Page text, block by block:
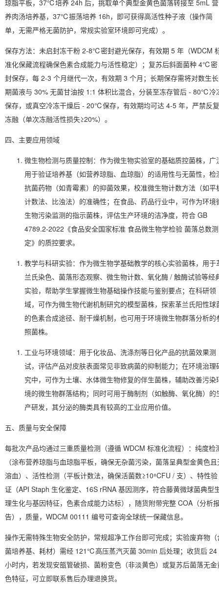
琼脂平板，37℃培养 24h 后，挑取单个典型金黄色菌落转接至 5mL 营
养肉汤培养基，37℃振荡培养 16h，即可获得高活性种子液（操作简
单，无需严格无菌防护，常规实验室环境即可完成）。
保存方法：未启封冻干粉 2-8℃密封避光保存，有效期 5 年（WDCM
准化保藏流程确保色素合成能力与活性稳定）；复苏后斜面菌种 4℃密
封保存，每 2-3 个月继代一次，有效期 3 个月；长期保存需将对数生长
期菌液与 30% 无菌甘油按 1:1 体积比混合，分装至冻存管后 - 80℃冷
保存，或真空冷冻干燥后 - 20℃保存，有效期均可达 4-5 年，严禁反复
冻融（单次冻融活性损失≥20%）。
四、主要应用领域
微生物检测与质量控制：作为微生物实验室的基础质控菌株，广
用于验证培养基（如营养琼脂、血琼脂）的适用性与无菌性，检
抗菌药物（如青霉素）的抑菌效果，校准微生物计数方法（如平
计数法、比浊法）的准确性；在食品、药品行业中，可作为环境
生物污染监测的指示菌株，评估生产环境的洁净度，符合 GB
4789.2-2022《食品安全国家标准 食品微生物学检验 菌落总数测
定》的质控要求。
教学与科研实验：作为微生物学基础教学的核心实验菌株，用于
兰氏染色、菌落形态观察、微生物计数、氧化酶 / 触酶试验等经
实验，帮助学生掌握微生物基础操作技能与鉴别要点；在科研领
域，可作为微生物代谢机制研究的模型菌株，探索革兰氏阳性球
的色素合成途径、耐干燥机制，也可用于环境微生物群落分析的
照菌株。
工业与环境领域：用于化妆品、洗涤剂等日化产品的抗菌效果测
试，评估产品对皮肤表面常见非致病菌的抑制能力；在环境治理
究中，可作为土壤、水体微生物修复的伴生菌株，辅助改善污染
境的微生物群落结构；同时可用于酶制剂（如触酶、氧化酶）的
产研发，其分泌的酶类具有较高的工业应用价值。
五、质量与安全保障
每批次产品均通过三重质量检测（遵循 WDCM 标准化流程）：纯度检
（涂布营养琼脂与血琼脂平板，确保无杂菌污染，菌落呈典型金黄色且
溶血）、活性检测（平板计数法，确保活菌数≥10⁸CFU / 支）、特性验
证（API Staph 生化鉴定、16S rRNA 基因测序，符合藤黄微球菌典型
理生化与基因特征，色素合成能力达标），随货附带完整 COA（分析
告），质量，WDCM 00111 编号可查询全球统一保藏信息。
操作无需特殊生物安全防护，常规超净工作台即可完成；实验废弃物（
菌培养基、耗材）需经 121℃高压蒸汽灭菌 30min 后处理；收货后 24
小时内，若发现安瓿管破损、菌粉变色（非淡黄色）或复苏后菌落无金
色特征，可立即联系售后办理退换货。